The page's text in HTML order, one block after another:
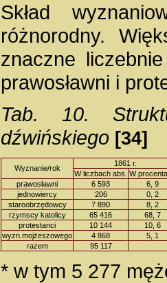
Skład
różnorodny.
znaczne
prawosławni i
Tab. 10.
dźwińskiego [34]
Wyznanie/rok
1861 r.
W liczbach abs. W
prawosławni
6 593
6, 9
jednowiercy
206
0, 2
staroobrzędowcy
7 890
8, 2
rzymscy katolicy
65 416
68, 7
protestanci
10 144
10, 6
wyzn.mojżeszowego
4 868
5, 1
razem
95 117
* w tym 5 277